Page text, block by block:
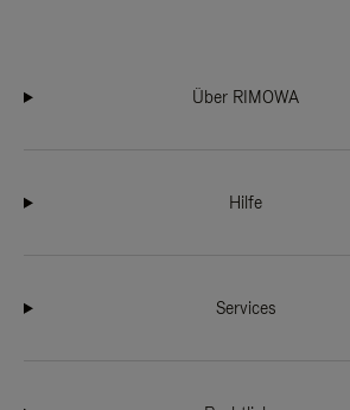
Über RIMOWA
Hilfe
Services